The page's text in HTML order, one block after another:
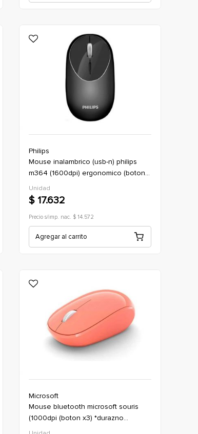
Philips
mouse inalambrico (usb-n) philips
m364 (1600dpi) ergonomico (boton
x4) *negro (oficina)
Unidad
$ 17.632
Precio s/imp. nac. $ 14.572
Agregar al carrito
Microsoft
mouse bluetooth microsoft souris
(1000dpi (boton x3) *durazno
(oficina)